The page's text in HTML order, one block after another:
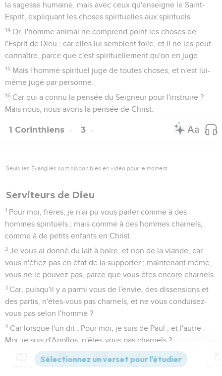
la sagesse humaine, mais avec ceux qu'enseigne le Saint-
Esprit, expliquant les choses spirituelles aux spirituels.
14 Or, l'homme animal ne comprend point les choses de
l'Esprit de Dieu ; car elles lui semblent folie, et il ne les peut
connaître, parce que c'est spirituellement qu'on en juge.
15 Mais l'homme spirituel juge de toutes choses, et n'est lui-
même jugé par personne.
16 Car qui a connu la pensée du Seigneur pour l'instruire ?
Mais nous, nous avons la pensée de Christ.
1 Corinthiens 3
Seuls les Évangiles sont disponibles en vidéo pour le moment.
Serviteurs de Dieu
1 Pour moi, frères, je n'ai pu vous parler comme à des
hommes spirituels ; mais comme à des hommes charnels,
comme à de petits enfants en Christ.
2 Je vous ai donné du lait à boire, et non de la viande, car
vous n'étiez pas en état de la supporter ; maintenant même,
vous ne le pouvez pas, parce que vous êtes encore charnels.
3 Car, puisqu'il y a parmi vous de l'envie, des dissensions et
des partis, n'êtes-vous pas charnels, et ne vous conduisez-
vous pas selon l'homme ?
4 Car lorsque l'un dit : Pour moi, je suis de Paul ; et l'autre :
Moi, je suis d'Apollos, n'êtes-vous pas charnels ?
Qui est donc Paul, et qu'est Apollos, sinon des ministres
par le moyen desquels vous avez cru, selon que le Seigneur
Versions Commentaires Strong